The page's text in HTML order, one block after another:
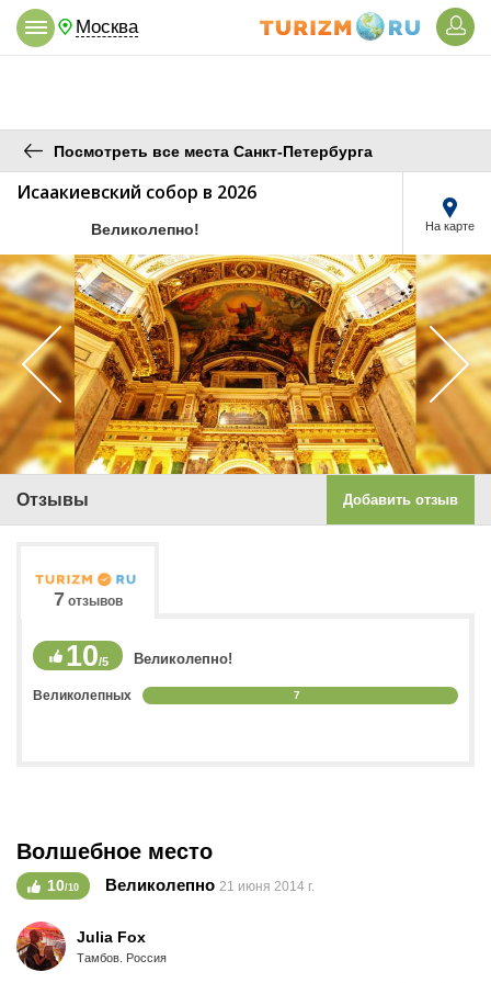
Москва
Посмотреть все места Санкт-Петербурга
Исаакиевский собор в 2026
Великолепно! На карте
Отзывы Добавить отзыв
7 отзывов
10/5 Великолепно!
Великолепных 7
Волшебное место
10/10 Великолепно 21 июня 2014 г.
Julia Fox
Тамбов. Россия